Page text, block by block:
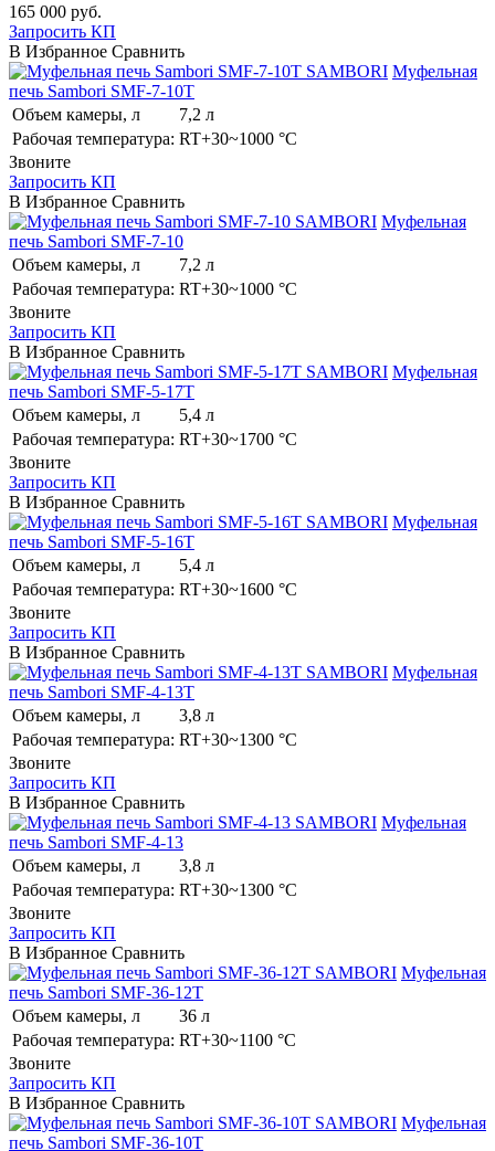
165 000 руб.
Запросить КП
В Избранное Сравнить
SAMBORI Муфельная
печь Sambori SMF-7-10T
Объем камеры, л
7,2 л
Рабочая температура: RT+30~1000 °C
Звоните
Запросить КП
В Избранное Сравнить
SAMBORI Муфельная
печь Sambori SMF-7-10
Объем камеры, л
7,2 л
Рабочая температура: RT+30~1000 °C
Звоните
Запросить КП
В Избранное Сравнить
SAMBORI Муфельная
печь Sambori SMF-5-17T
Объем камеры, л
5,4 л
Рабочая температура: RT+30~1700 °C
Звоните
Запросить КП
В Избранное Сравнить
SAMBORI Муфельная
печь Sambori SMF-5-16T
Объем камеры, л
5,4 л
Рабочая температура: RT+30~1600 °C
Звоните
Запросить КП
В Избранное Сравнить
SAMBORI Муфельная
печь Sambori SMF-4-13T
Объем камеры, л
3,8 л
Рабочая температура: RT+30~1300 °C
Звоните
Запросить КП
В Избранное Сравнить
SAMBORI Муфельная
печь Sambori SMF-4-13
Объем камеры, л
3,8 л
Рабочая температура: RT+30~1300 °C
Звоните
Запросить КП
В Избранное Сравнить
SAMBORI Муфельная
печь Sambori SMF-36-12T
Объем камеры, л
36 л
Рабочая температура: RT+30~1100 °C
Звоните
Запросить КП
В Избранное Сравнить
SAMBORI Муфельная
печь Sambori SMF-36-10T